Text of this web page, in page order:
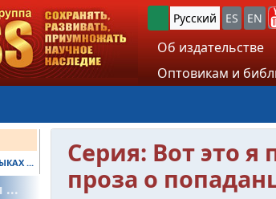
Русский ES EN
Об издательстве
Оптовикам и
...
...
Серия: Вот это
проза о